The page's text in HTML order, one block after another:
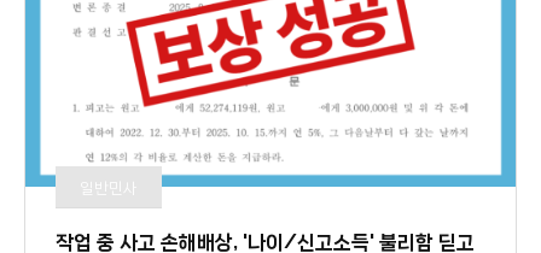
일반민사
작업 중 사고 손해배상, '나이/신고소득' 불리함 딛고